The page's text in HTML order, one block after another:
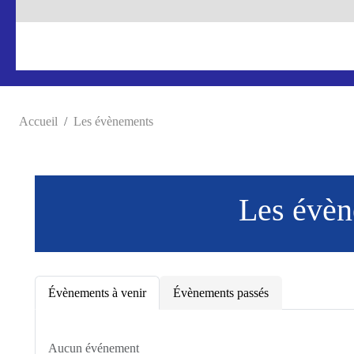
Accueil Les évènements
Les
Évènements à venir Évènements passés
Aucun événement